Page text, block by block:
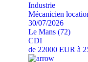
Industrie
Mécanicien
30/07/2026
Le Mans (72)
CDI
de 22000 EUR à